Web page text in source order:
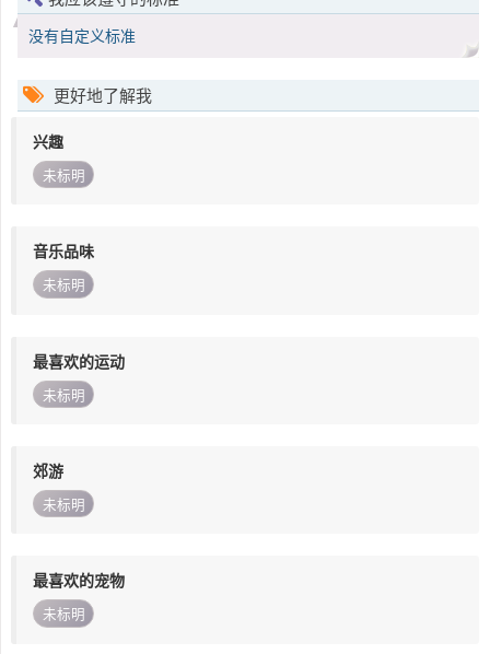
没有自定义标准
更好地了解我
兴趣
未标明
音乐品味
未标明
最喜欢的运动
未标明
郊游
未标明
最喜欢的宠物
未标明